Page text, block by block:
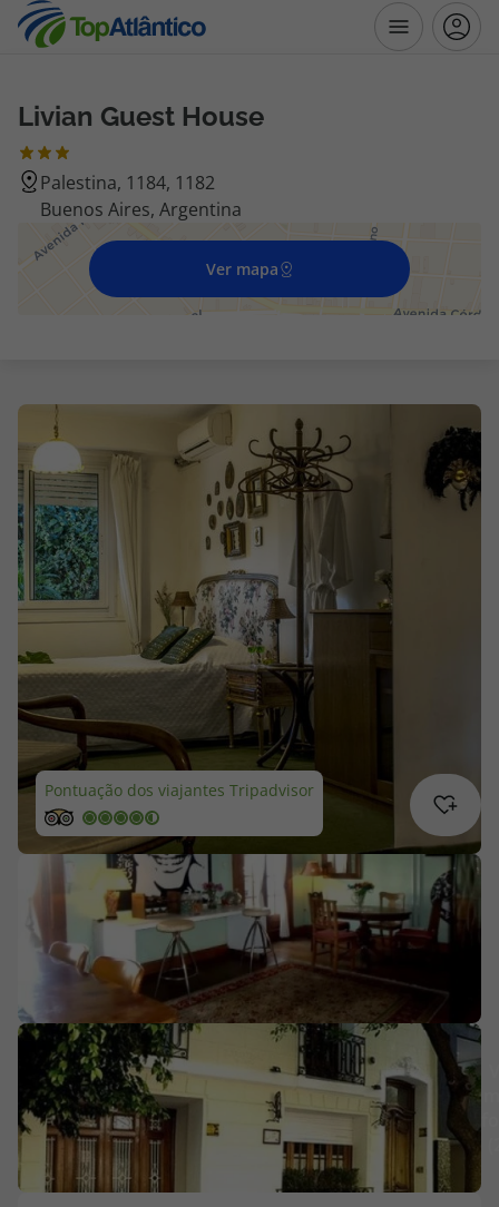
Destinos
Voos
Hotéis
Voos + Hotel
Disneyland ® Paris
Escapadinhas
Cruzeiros
Promoções
Especialistas
Cheque Viagem
Rede de Lojas
Blog TopViagens
Área de Cliente
Agências
Contactos
Apoio ao cliente em Portugal
218 925 471
Livian Guest House
Palestina, 1184, 1182
Buenos Aires, Argentina
Ver mapa
Pontuação dos viajantes Tripadvisor